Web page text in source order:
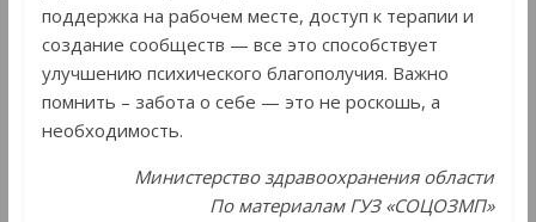
поддержка на рабочем месте, доступ к терапии и
создание сообществ — все это способствует
улучшению психического благополучия. Важно
помнить – забота о себе — это не роскошь, а
необходимость.
Министерство здравоохранения области
По материалам ГУЗ «СОЦОЗМП»